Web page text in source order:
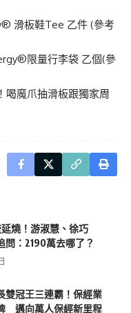
滑板鞋Tee 乙件 (參考
限量行李袋 乙個(參
喝魔爪抽滑板跟獨家周
燒！游淑慧、徐巧
問：2190萬去哪了？
雙冠王三連霸！保經業
邁向萬人保經新里程